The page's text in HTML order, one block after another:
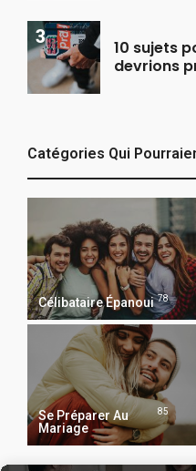
10 sujets
devrions
Catégories Qui
Célibataire Épanoui 78
Se Préparer Au
Mariage
85